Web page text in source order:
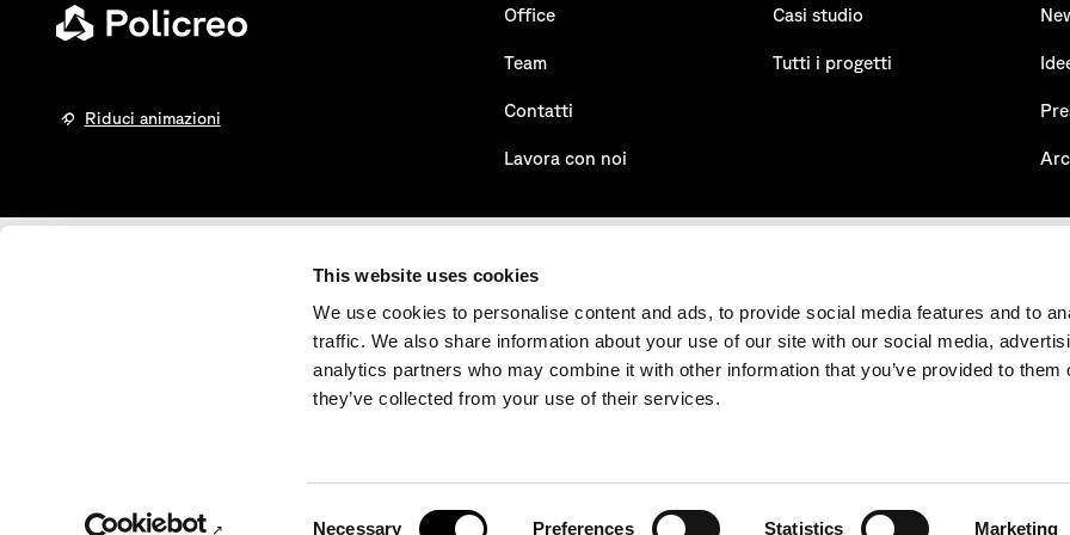
This website uses cookies
We use cookies to personalise content and ads, to provide social media features and to
traffic. We also share information about your use of our site with our social media,
analytics partners who may combine it with other information that you’ve provided to them
they’ve collected from your use of their services.
Necessary Preferences Statistics Marketing
Riduci animazioni
Office
Team
Contatti
Lavora con noi
Casi studio
Tutti i progetti
UNI EN ISO 9001:2015
certificato n° 50 100 3605 - REV. 007
UNI EN ISO 14001:2015
certificato n° 50 100 15928 - REV. 001